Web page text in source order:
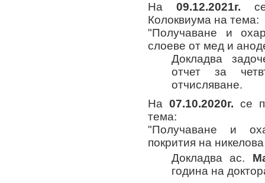
На09.12.2021г.
Колоквиума на тема:
"Получаване и
слоеве от мед и
Докладва
отчет за
отчисляване.
На 07.10.2020г. се
тема:
"Получаване и
покрития на
Докладва ac.
година на